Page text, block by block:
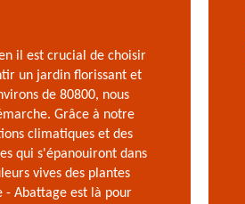
il est crucial de choisir
un jardin florissant et
de 80800, nous
Grâce à notre
climatiques et des
qui s'épanouiront dans
vives des plantes
- Abattage est là pour